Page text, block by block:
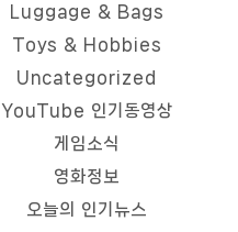
Luggage & Bags
Toys & Hobbies
Uncategorized
YouTube 인기동영상
게임소식
영화정보
오늘의 인기뉴스